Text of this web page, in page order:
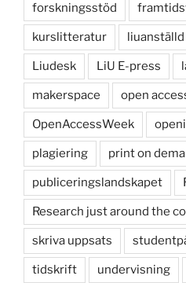
forskningsstöd
kurslitteratur liuanställd
Liudesk LiU E-press
makerspace open
OpenAccessWeek
plagiering print on
publiceringslandskapet
Research just around the
skriva uppsats
tidskrift undervisning